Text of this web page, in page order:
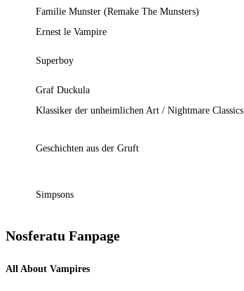
Familie Munster (Remake The Munsters)
Ernest le Vampire
Superboy
Graf Duckula
Klassiker der unheimlichen Art / Nightmare Classics
Geschichten aus der Gruft
Simpsons
Nosferatu Fanpage
All About Vampires